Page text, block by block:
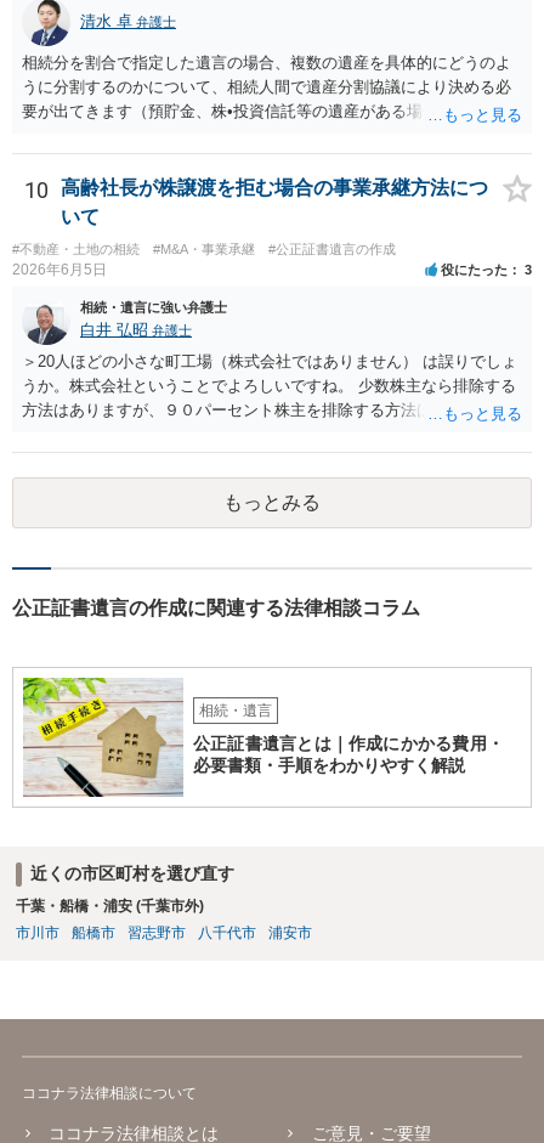
況を報告する義務があるとは限りません。また、親族間で利害対立が
ある可能性がある場合、守秘義務や本人意思確認の観点から、委任状
があるとしても直ちに内容を開示しないこともあり得ます。 公正証書
遺言が作成済みである場合でも、生前にその存在や内容を誰に開示す
るかは、基本的には遺言者本人の意思による問題です。まずは、母親
無・内容について説明してよい」旨を明確に伝えてもらい、委任状の
写しを添付して、期限を区切って書面で回答を求めることが考えられ
ます。それでも回答がない場合には、母親本人の意思能力や真意、兄
による不当な関与の有無も含めて、別の弁護士に資料（遺言書案、委
任状、母親の発言内容、弁護士との連絡履歴、兄とのやり取り等）を
示して相談した方がよいように思います。
清水 卓 弁護士
相続分を割合で指定した遺言の場合、複数の遺産を具体的にどうのよ
うに分割するのかについて、相続人間で遺産分割協議により決める必
要が出てきます（預貯金、株•投資信託等の遺産がある場合に、どの遺
投資信託は他の相続人にというような分け方をするのか等について
は、相続人間で遺産分割協議により決める必要があります）。
10
高齢社長が株譲渡を拒む場合の事業承継方法につ
いて
#不動産・土地の相続 #M&A・事業承継 #公正証書遺言の作成
2026年6月5日 役にたった 3
相続・遺言に強い弁護士
白井 弘昭 弁護士
＞20人ほどの小さな町工場（株式会社ではありません） は誤りでしょ
うか。株式会社ということでよろしいですね。 少数株主なら排除する
方法はありますが、９０パーセント株主を排除する方法は現実的にあ
るか、家族を説得して承継させるかしかないでしょう。 また、出資者
がいれば、全員で会社を辞めて新たな会社を立ち上げることも考えら
れます。 それか、しばらく我慢して、社長が没した後に相続人から承
継させるしかないように思えます。 私見ながらご参考まで。
もっとみる
公正証書遺言の作成に関連する法律相談コラム
相続・遺言
公正証書遺言とは｜作成にかかる費用・
必要書類・手順をわかりやすく解説
近くの市区町村を選び直す
千葉・船橋・浦安 (千葉市外)
市川市
船橋市 習志野市 八千代市 浦安市
ココナラ法律相談について
ココナラ法律相談とは ご意見・ご要望